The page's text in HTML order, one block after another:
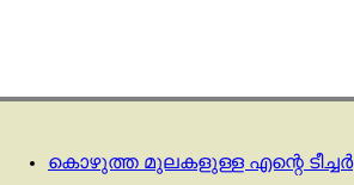
കൊഴുത്ത മുലകളുള്ള എന്റെ ടീച്ചർ